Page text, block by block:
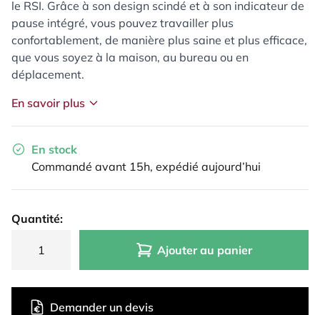
le RSI. Grâce à son design scindé et à son indicateur de
pause intégré, vous pouvez travailler plus
confortablement, de manière plus saine et plus efficace,
que vous soyez à la maison, au bureau ou en
déplacement.
En savoir plus
En stock
Commandé avant 15h, expédié aujourd’hui
Quantité:
Ajouter au panier
Demander un devis